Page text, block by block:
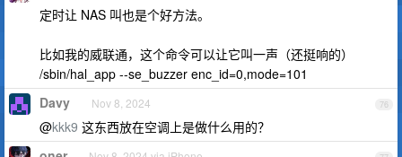
定时让 NAS 叫也是个好方法。
比如我的威联通，这个命令可以让它叫一声（还挺响的）
/sbin/hal_app --se_buzzer enc_id=0,mode=101
76
Davy Nov 8, 2024
@kkk9 这东西放在空调上是做什么用的？